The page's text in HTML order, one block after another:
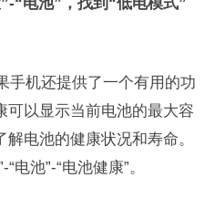
手机还提供了一个有用的功
可以显示当前电池的最大容
电池的健康状况和寿命。
电池”-“电池健康”。